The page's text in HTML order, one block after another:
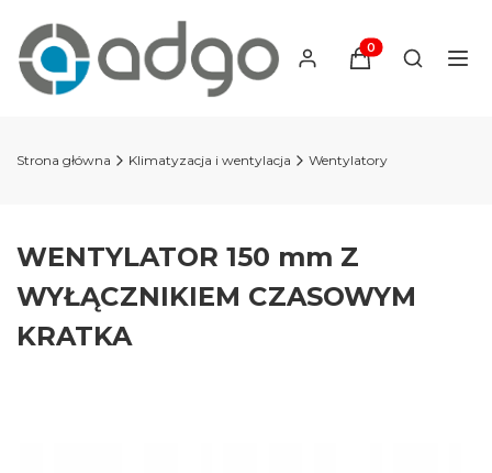
Produkty w
Otwórz
Strona główna Klimatyzacja i wentylacja Wentylatory
WENTYLATOR 150 mm Z
WYŁĄCZNIKIEM CZASOWYM
KRATKA